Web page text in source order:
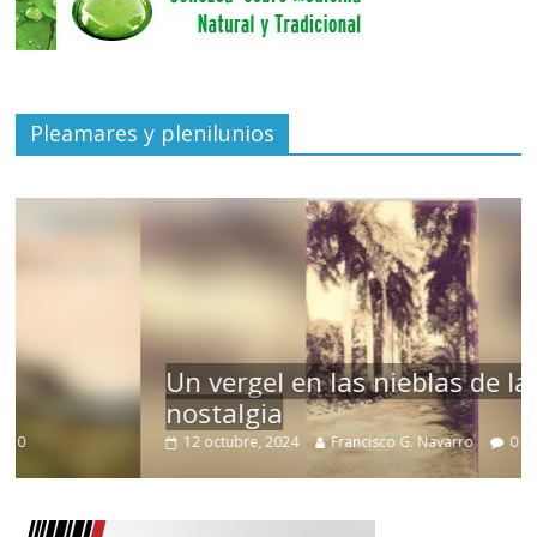
Pleamares y plenilunios
Un vergel en las nieblas de la
nostalgia
12 octubre, 2024 Francisco G. Navarro 0